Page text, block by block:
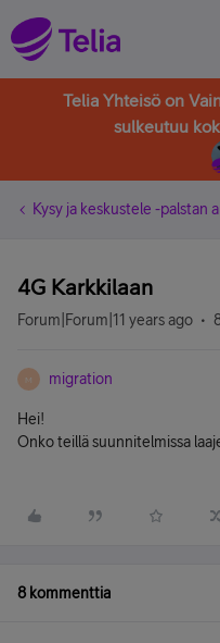
Telia Yhteisö on
sulkeutuu
Kysy ja keskustele -palstan
4G Karkkilaan
Forum|Forum|11 years ago
M migration
Hei!
Onko teillä suunnitelmissa
8 kommenttia